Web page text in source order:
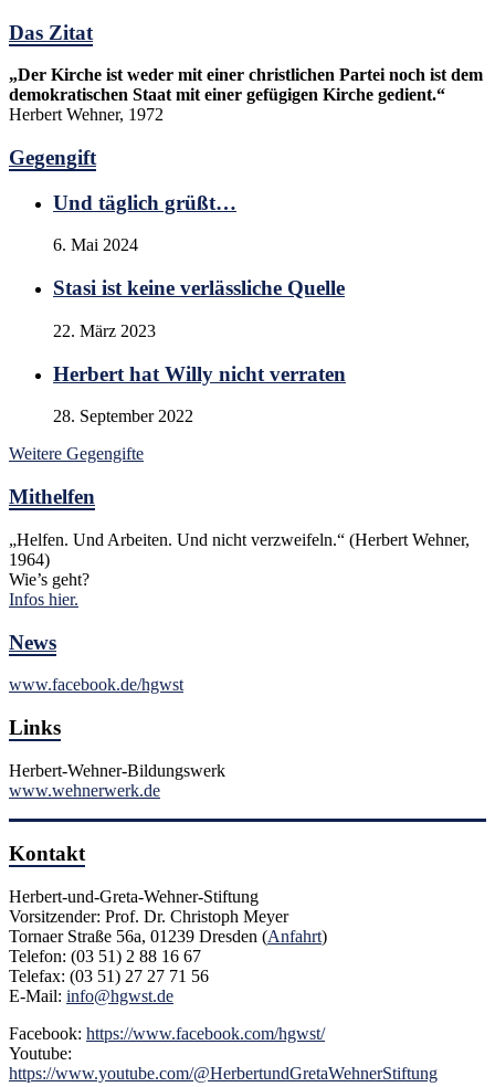
Das Zitat
„Der Kirche ist weder mit einer christlichen Partei noch ist dem
demokratischen Staat mit einer gefügigen Kirche gedient.“
Herbert Wehner, 1972
Gegengift
Und täglich grüßt…
6. Mai 2024
Stasi ist keine verlässliche Quelle
22. März 2023
Herbert hat Willy nicht verraten
28. September 2022
Weitere Gegengifte
Mithelfen
„Helfen. Und Arbeiten. Und nicht verzweifeln.“ (Herbert Wehner,
1964)
Wie’s geht?
Infos hier.
News
www.facebook.de/hgwst
Links
Herbert-Wehner-Bildungswerk
www.wehnerwerk.de
Kontakt
Herbert-und-Greta-Wehner-Stiftung
Vorsitzender: Prof. Dr. Christoph Meyer
Tornaer Straße 56a, 01239 Dresden (Anfahrt)
Telefon: (03 51) 2 88 16 67
Telefax: (03 51) 27 27 71 56
E-Mail: info@hgwst.de
Facebook: https://www.facebook.com/hgwst/
Youtube:
https://www.youtube.com/@HerbertundGretaWehnerStiftung